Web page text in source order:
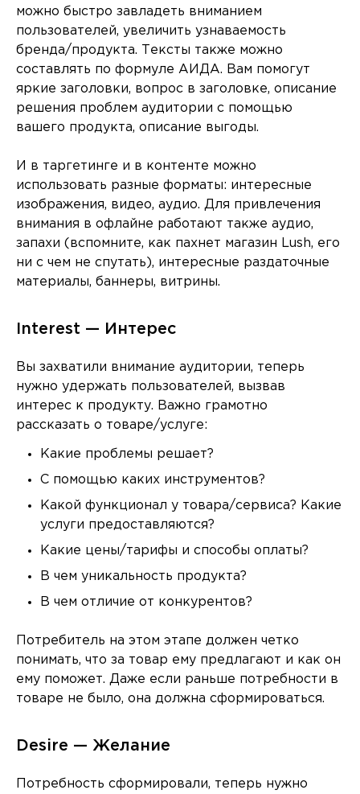
можно быстро завладеть вниманием
пользователей, увеличить узнаваемость
бренда/продукта. Тексты также можно
составлять по формуле АИДА. Вам помогут
яркие заголовки, вопрос в заголовке, описание
решения проблем аудитории с помощью
вашего продукта, описание выгоды.
И в таргетинге и в контенте можно
использовать разные форматы: интересные
изображения, видео, аудио. Для привлечения
внимания в офлайне работают также аудио,
запахи (вспомните, как пахнет магазин Lush, его
ни с чем не спутать), интересные раздаточные
материалы, баннеры, витрины.
Interest — Интерес
Вы захватили внимание аудитории, теперь
нужно удержать пользователей, вызвав
интерес к продукту. Важно грамотно
рассказать о товаре/услуге:
Какие проблемы решает?
С помощью каких инструментов?
Какой функционал у товара/сервиса? Какие
услуги предоставляются?
Какие цены/тарифы и способы оплаты?
В чем уникальность продукта?
В чем отличие от конкурентов?
Потребитель на этом этапе должен четко
понимать, что за товар ему предлагают и как он
ему поможет. Даже если раньше потребности в
товаре не было, она должна сформироваться.
Desire — Желание
Потребность сформировали, теперь нужно